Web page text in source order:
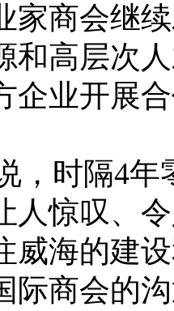
家商会继
和高层次
企业开展
，时隔4年
人惊叹、
威海的建
际商会的